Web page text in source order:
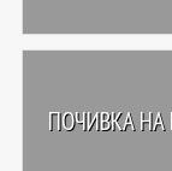
ПОЧИВКА НА